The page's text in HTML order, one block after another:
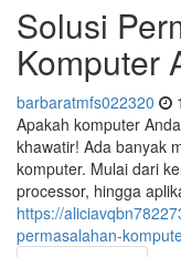
Solusi
Komputer
barbaratmfs022320
Apakah komputer
khawatir! Ada banyak
komputer. Mulai dari
processor, hingga
https://
permasalahan-